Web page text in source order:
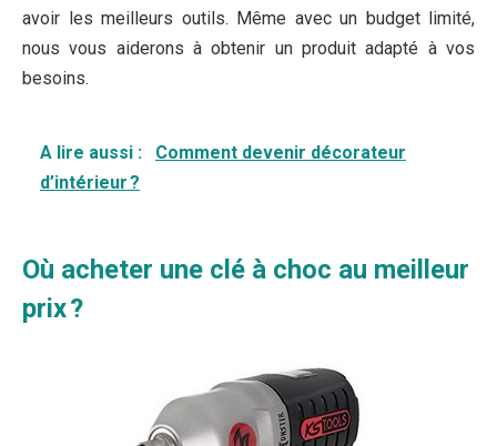
avoir les meilleurs outils. Même avec un budget limité,
nous vous aiderons à obtenir un produit adapté à vos
besoins.
A lire aussi :
Comment devenir décorateur
d’intérieur ?
Où acheter une clé à choc au meilleur
prix ?